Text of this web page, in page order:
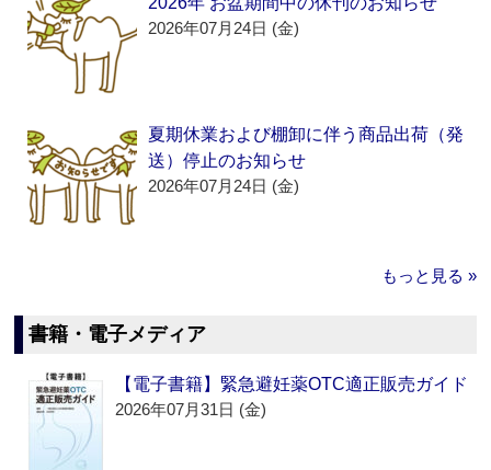
2026年07月24日 (金)
夏期休業および棚卸に伴う商品出荷（発
送）停止のお知らせ
2026年07月24日 (金)
もっと見る »
書籍・電子メディア
【電子書籍】緊急避妊薬OTC適正販売ガイド
2026年07月31日 (金)